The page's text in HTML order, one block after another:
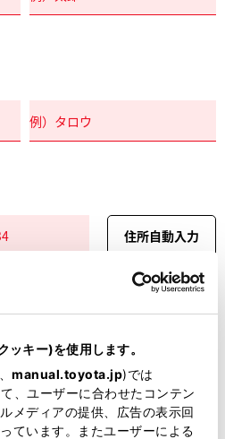
キー)を使用します。
manual.toyota.jp)では
、ユーザーに合わせたコンテン
メディアの提供、広告の表示回
ています。またユーザーによる
住所自動入力